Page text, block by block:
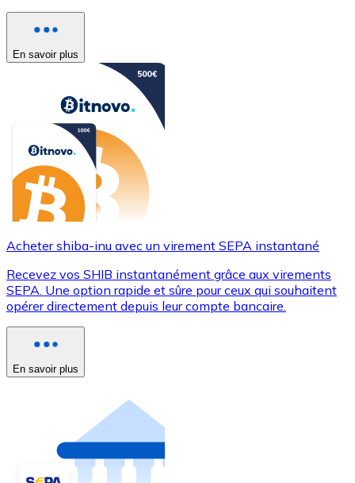
En savoir plus
Acheter shiba-inu avec un virement SEPA instantané
Recevez vos SHIB instantanément grâce aux virements
SEPA. Une option rapide et sûre pour ceux qui souhaitent
opérer directement depuis leur compte bancaire.
En savoir plus